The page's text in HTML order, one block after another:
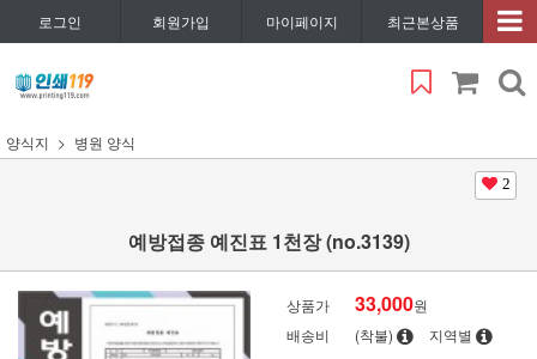
로그인 회원가입 마이페이지 최근본상품
양식지 병원 양식
2
예방접종 예진표 1천장 (no.3139)
상품가 33,000원
배송비
(착불) 지역별